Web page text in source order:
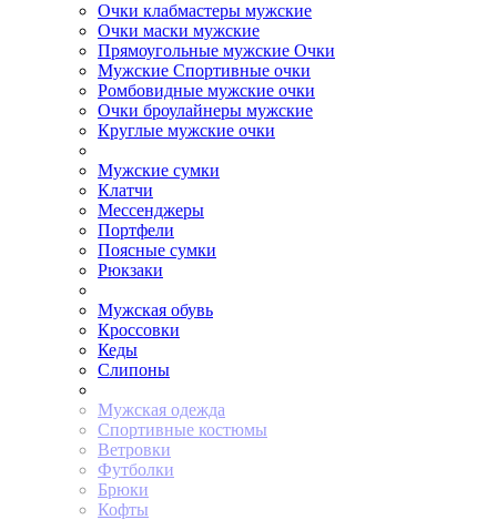
Очки клабмастеры мужские
Очки маски мужские
Прямоугольные мужские Очки
Мужские Спортивные очки
Ромбовидные мужские очки
Очки броулайнеры мужские
Круглые мужские очки
Мужские сумки
Клатчи
Мессенджеры
Портфели
Поясные сумки
Рюкзаки
Мужская обувь
Кроссовки
Кеды
Слипоны
Мужская одежда
Спортивные костюмы
Ветровки
Футболки
Брюки
Кофты